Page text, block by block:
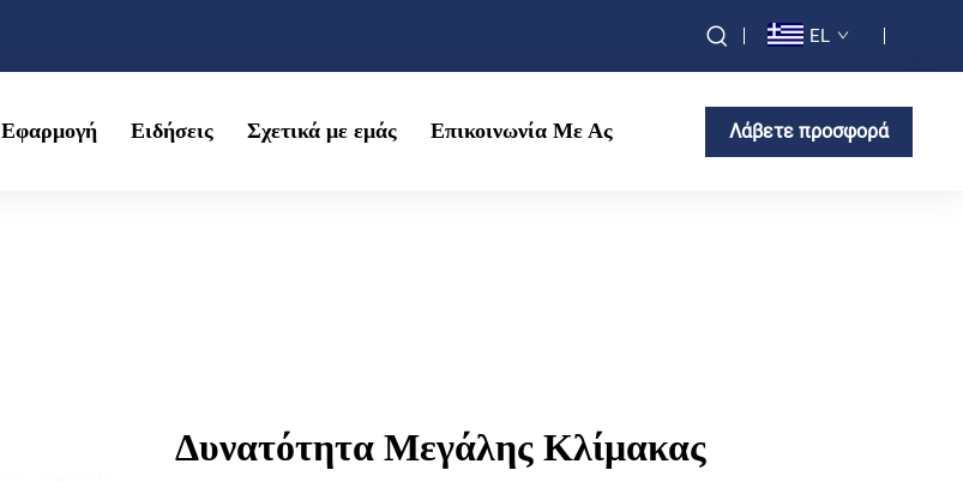
EL
Εφαρμογή Ειδήσεις Σχετικά με εμάς Επικοινωνία Με Ας Λάβετε προσφορά
Δυνατότητα Μεγάλης Κλίμακας